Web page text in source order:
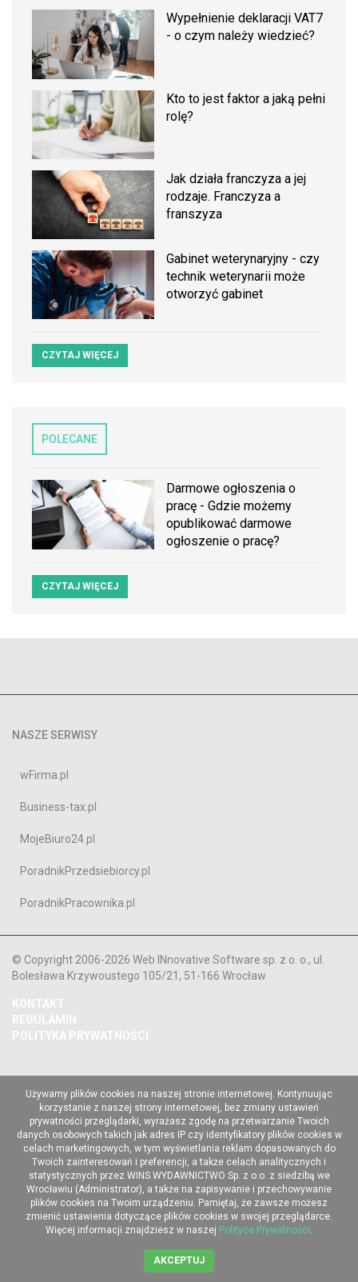
Wypełnienie deklaracji VAT7
- o czym należy wiedzieć?
Kto to jest faktor a jaką pełni
rolę?
Jak działa franczyza a jej
rodzaje. Franczyza a
franszyza
Gabinet weterynaryjny - czy
technik weterynarii może
otworzyć gabinet
CZYTAJ WIĘCEJ
POLECANE
Darmowe ogłoszenia o
pracę - Gdzie możemy
opublikować darmowe
ogłoszenie o pracę?
CZYTAJ WIĘCEJ
NASZE SERWISY
wFirma.pl
Business-tax.pl
MojeBiuro24.pl
PoradnikPrzedsiebiorcy.pl
PoradnikPracownika.pl
© Copyright 2006-2026 Web INnovative Software sp. z o. o., ul.
Bolesława Krzywoustego 105/21, 51-166 Wrocław
KONTAKT
REGULAMIN
POLITYKA PRYWATNOŚCI
Używamy plików cookies na naszej stronie internetowej. Kontynuując
korzystanie z naszej strony internetowej, bez zmiany ustawień
prywatności przeglądarki, wyrażasz zgodę na przetwarzanie Twoich
danych osobowych takich jak adres IP czy identyfikatory plików cookies w
celach marketingowych, w tym wyświetlania reklam dopasowanych do
Twoich zainteresowań i preferencji, a także celach analitycznych i
statystycznych przez WINS WYDAWNICTWO Sp. z o.o. z siedzibą we
Wrocławiu (Administrator), a także na zapisywanie i przechowywanie
plików cookies na Twoim urządzeniu. Pamiętaj, że zawsze możesz
zmienić ustawienia dotyczące plików cookies w swojej przeglądarce.
Więcej informacji znajdziesz w naszej Polityce Prywatności.
AKCEPTUJ